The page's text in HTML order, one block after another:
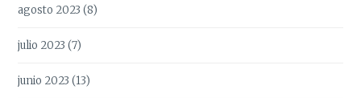
agosto 2023 (8)
julio 2023 (7)
junio 2023 (13)